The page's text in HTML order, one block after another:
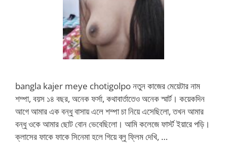
bangla kajer meye chotigolpo নতুন কাজের মেয়েটার নাম
শম্পা, বয়স ১৪ বছর, অনেক ফর্সা, কথাবার্তাতেও অনেক স্মার্ট। কয়েকদিন
আগে আমার এক বন্ধু বাসায় এলে শম্পা চা নিয়ে এসেছিলো, তখন আমার
বন্ধু ওকে আমার ছোট বোন ভেবেছিলো। আমি কলেজে ফার্স্ট ইয়ারে পড়ি।
ক্লাসের ফাকে ফাকে সিনেমা হলে গিয়ে ব্লু ফ্লিম দেখি, …